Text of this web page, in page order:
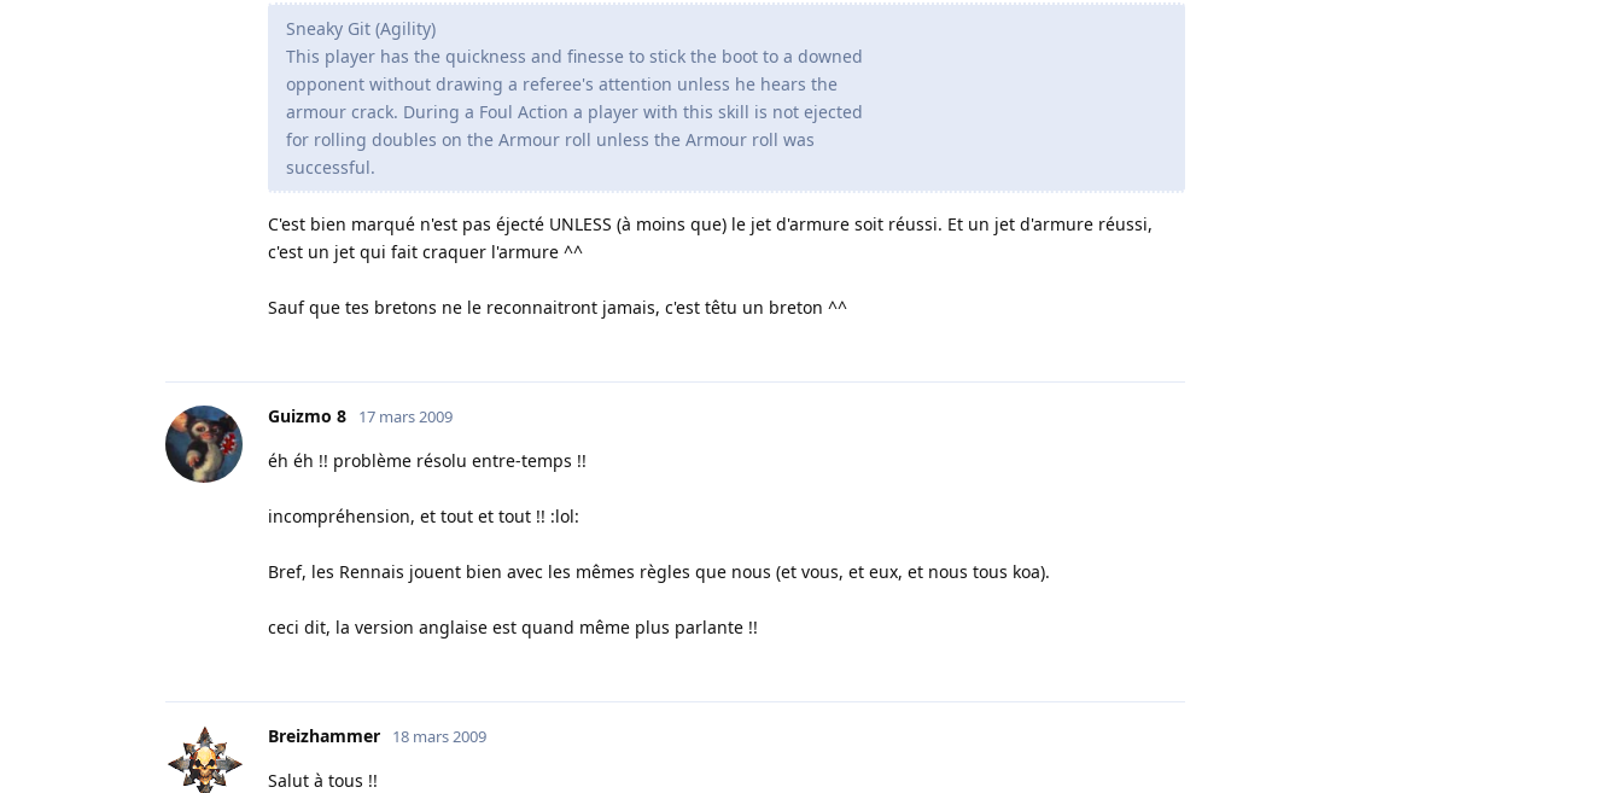
Sneaky Git (Agility)
This player has the quickness and finesse to stick the boot to a downed
opponent without drawing a referee's attention unless he hears the
armour crack. During a Foul Action a player with this skill is not ejected
for rolling doubles on the Armour roll unless the Armour roll was
successful.
C'est bien marqué n'est pas éjecté UNLESS (à moins que) le jet d'armure soit réussi. Et un jet d'armure réussi,
c'est un jet qui fait craquer l'armure ^^
Sauf que tes bretons ne le reconnaitront jamais, c'est têtu un breton ^^
Guizmo 8 17 mars 2009
éh éh !! problème résolu entre-temps !!
incompréhension, et tout et tout !! :lol:
Bref, les Rennais jouent bien avec les mêmes règles que nous (et vous, et eux, et nous tous koa).
ceci dit, la version anglaise est quand même plus parlante !!
Breizhammer 18 mars 2009
Salut à tous !!